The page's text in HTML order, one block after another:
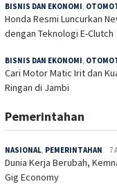
BISNIS DAN EKONOMI
Honda Resmi Luncurkan
dengan Teknologi E-Clutch
BISNIS DAN EKONOMI
Cari Motor Matic Irit dan
Ringan di Jambi
Pemerintahan
NASIONAL, PEMERINTAHAN 7
Dunia Kerja Berubah,
Gig Economy